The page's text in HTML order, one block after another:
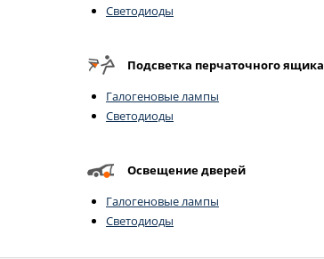
Светодиоды
Подсветка перчаточного ящика
Галогеновые лампы
Светодиоды
Освещение дверей
Галогеновые лампы
Светодиоды